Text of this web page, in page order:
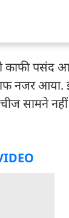
पसंद
नजर
सामने